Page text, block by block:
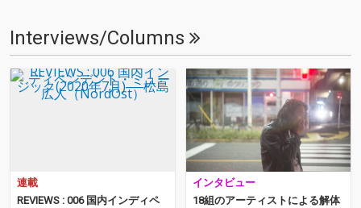
Interviews/Columns
連載
REVIEWS : 006 国内インディペ
インタビュー
18組のアーティストによる解体